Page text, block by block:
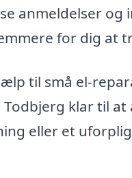
anmeldelser
for dig at
til små el-
klar til
eller et